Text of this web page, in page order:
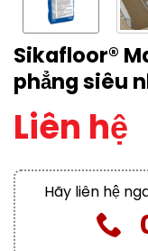
Sikafloor®
phẳng siêu
Liên hệ
Hãy liên hệ